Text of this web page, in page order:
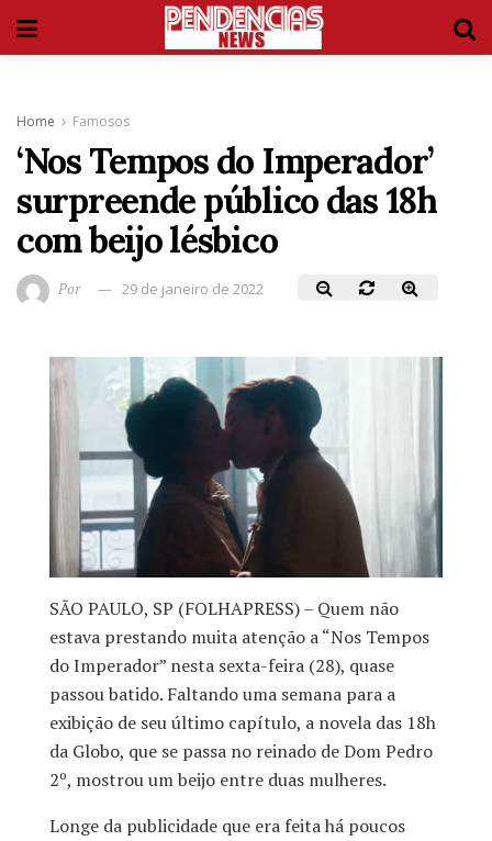
Home Famosos
‘Nos Tempos do Imperador’
surpreende público das 18h
com beijo lésbico
Por 29 de janeiro de 2022
SÃO PAULO, SP (FOLHAPRESS) – Quem não
estava prestando muita atenção a “Nos Tempos
do Imperador” nesta sexta-feira (28), quase
passou batido. Faltando uma semana para a
exibição de seu último capítulo, a novela das 18h
da Globo, que se passa no reinado de Dom Pedro
2º, mostrou um beijo entre duas mulheres.
Longe da publicidade que era feita há poucos